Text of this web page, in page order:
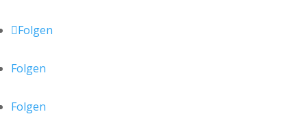
Folgen
Folgen
Folgen